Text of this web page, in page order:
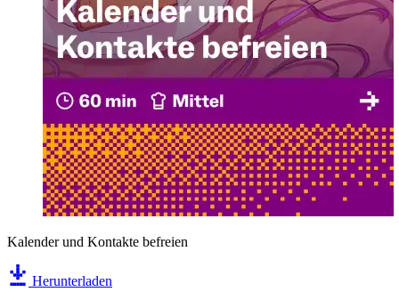
Kalender und Kontakte befreien
Herunterladen